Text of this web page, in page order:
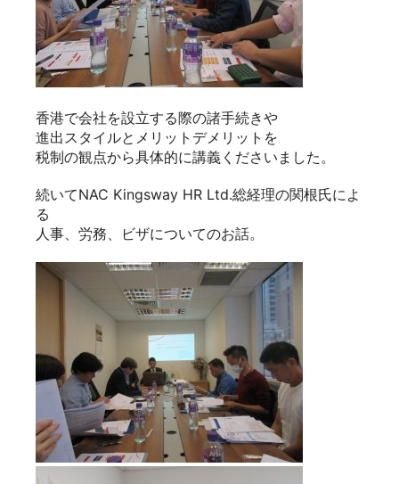
日本人と香港人の商習慣の違いを交えて、
雇用や労働基準、採用のポイントから外国人の就労
による注意点まで、
日本ではなかなか聞けない実例も合わせて
貴重なお話を聞かせていただきました。